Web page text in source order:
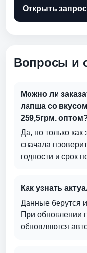
Открыть запрос
Вопросы и
Можно ли
лапша со
259,5грм. оптом?
Да, но только
сначала
годности и срок
Как узнать
Данные берутся
При обновлении
обновляются